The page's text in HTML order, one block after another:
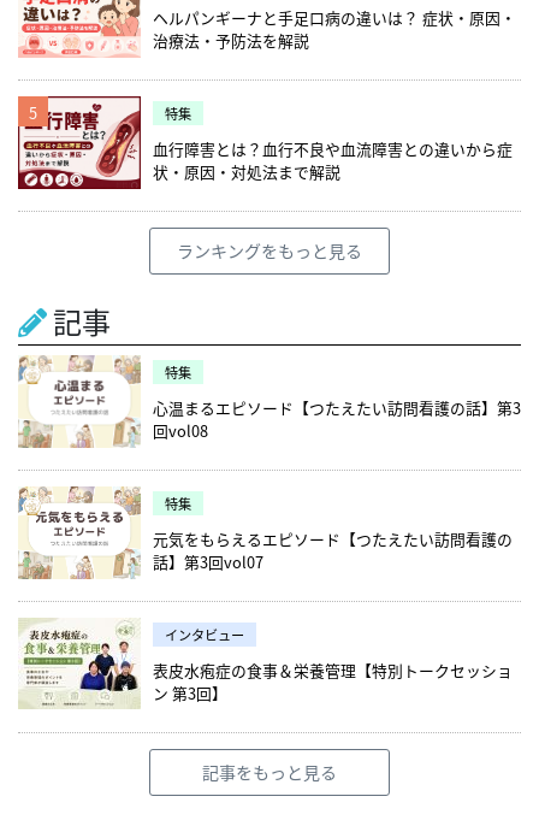
ヘルパンギーナと手足口病の違いは？ 症状・原因・
治療法・予防法を解説
5 特集
血行障害とは？血行不良や血流障害との違いから症
状・原因・対処法まで解説
ランキングをもっと見る
記事
特集
心温まるエピソード【つたえたい訪問看護の話】第3
回vol08
特集
元気をもらえるエピソード【つたえたい訪問看護の
話】第3回vol07
インタビュー
表皮水疱症の食事＆栄養管理【特別トークセッショ
ン 第3回】
記事をもっと見る